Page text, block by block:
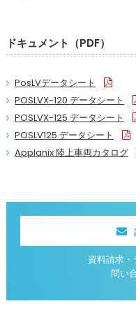
ドキュメント（PDF）
PosLVデータシート
POSLVX-120 データシート
POSLVX-125 データシート
POSLV125 データシート
Applanix 陸上車両カタログ
資料請求
問い